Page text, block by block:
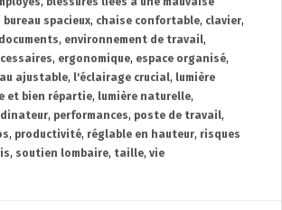
bureau spacieux, chaise confortable, clavier,
documents, environnement de travail,
, ergonomique, espace organisé,
ajustable, l'éclairage crucial, lumière
et bien répartie, lumière naturelle,
, performances, poste de travail,
, productivité, réglable en hauteur, risques
, soutien lombaire, taille, vie